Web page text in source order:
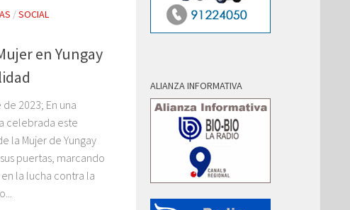
/SOCIAL
en Yungay
2023; En una
celebrada este
la Mujer de Yungay
puertas, marcando
la lucha contra la
ALIANZA INFORMATIVA